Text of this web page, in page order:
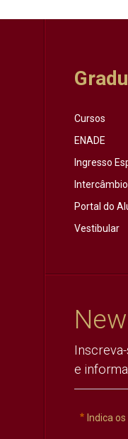
Cursos
ENADE
Ingresso
Intercâmbio
Portal do
Vestibular
e
Indica